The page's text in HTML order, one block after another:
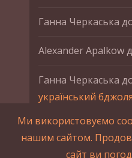
Ганна Черкаська
Alexander Apalkow
Ганна Черкаська
український
Ганна Черкаська
Ми використовуємо
нашим сайтом.
сайт ви